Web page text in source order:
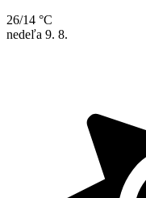
26/14 °C
nedeľa 9. 8.